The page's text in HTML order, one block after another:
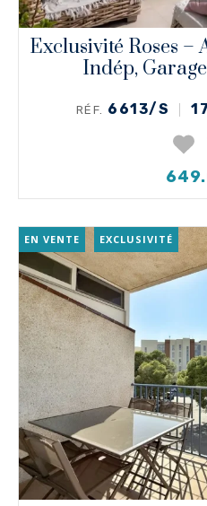
Exclusivité Roses –
Indép,
RÉF. 6613/S
EN VENTE EXCLUSIVITÉ